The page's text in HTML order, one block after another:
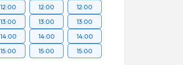
12:00
13:00
14:00
15:00
12:00
13:00
14:00
15:00
12:00
13:00
14:00
15:00